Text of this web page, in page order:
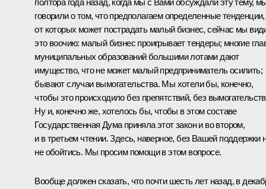
полтора года назад, когда мы с Вами обсуждали эту тему,
говорили о том, что предполагаем определенные тенденции,
от которых может пострадать малый бизнес, сейчас мы
это воочию: малый бизнес проигрывает тендеры; многие
муниципальных образований большими лотами дают
имущество, что не может малый предприниматель осилить;
бывают случаи вымогательства. Мы хотели бы, конечно,
чтобы это происходило без препятствий, без
Ну и, конечно же, хотелось бы, чтобы в этом составе
Государственная Дума приняла этот закон и во втором,
и в третьем чтении. Здесь, наверное, без Вашей поддержки
не обойтись. Мы просим помощи в этом вопросе.
Вообще должен сказать, что почти шесть лет назад, в